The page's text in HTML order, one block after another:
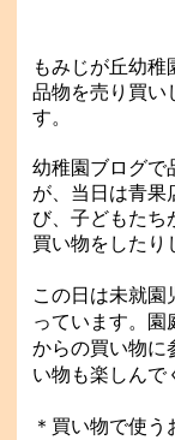
もみじが丘幼稚
品物を売り買い
す。
幼稚園ブログで
が、当日は青果
び、子どもたち
買い物をしたり
この日は未就園
っています。 園
からの買い物に
い物も楽しん
＊買い物で使